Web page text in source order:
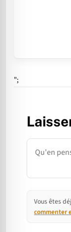
";
Commentaire
Vous êtes
commenter